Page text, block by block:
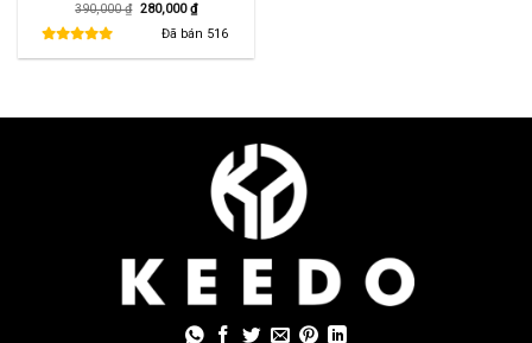
390,000₫ Giá
390,000 ₫.
280,000₫Giá
hiện
tại
là:
280,000 ₫.
Đã bán 516